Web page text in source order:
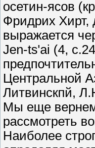
осетин-ясов
Фридрих Хирт,
выражается
Jen-ts'ai (4,
Центральной
Литвинскпй,
Мы еще
рассмотреть
Наиболее